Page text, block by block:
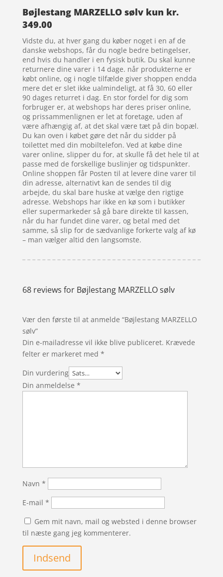
Bøjlestang MARZELLO sølv kun kr.
349.00
Vidste du, at hver gang du køber noget i en af de
danske webshops, får du nogle bedre betingelser,
end hvis du handler i en fysisk butik. Du skal kunne
returnere dine varer i 14 dage. når produkterne er
købt online, og i nogle tilfælde giver shoppen endda
mere det er slet ikke ualmindeligt, at få 30, 60 eller
90 dages returret i dag. En stor fordel for dig som
forbruger er, at webshops har deres priser online,
og prissammenlignen er let at foretage, uden af
være afhængig af, at det skal være tæt på din bopæl.
Du kan oven i købet gøre det når du sidder på
toilettet med din mobiltelefon. Ved at købe dine
varer online, slipper du for, at skulle få det hele til at
passe med de forskellige buslinjer og tidspunkter.
Online shoppen får Posten til at levere dine varer til
din adresse, alternativt kan de sendes til dig
arbejde, du skal bare huske at vælge den rigtige
adresse. Webshops har ikke en kø som i butikker
eller supermarkeder så gå bare direkte til kassen,
når du har fundet dine varer, og betal med det
samme, så slip for de sædvanlige forkerte valg af kø
– man vælger altid den langsomste.
68 reviews for Bøjlestang MARZELLO sølv
Vær den første til at anmelde “Bøjlestang MARZELLO
sølv”
Din e-mailadresse vil ikke blive publiceret. Krævede
felter er markeret med *
Din vurdering
Din anmeldelse *
Navn *
E-mail *
Gem mit navn, mail og websted i denne browser
til næste gang jeg kommenterer.
Indsend